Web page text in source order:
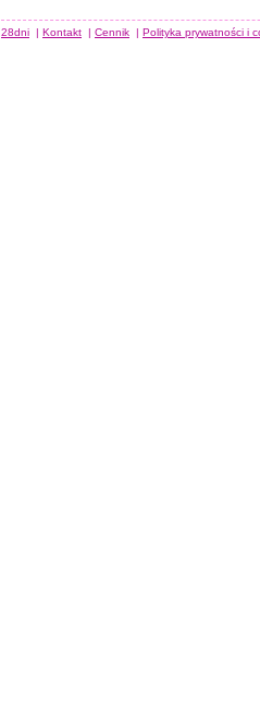
28dni | Kontakt | Cennik | Polityka prywatności i